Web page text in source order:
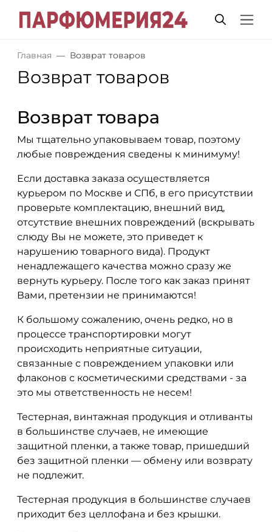
Главная Возврат товаров
Возврат товаров
Возврат товара
Мы тщательно упаковываем товар, поэтому
любые повреждения сведены к минимуму!
Если доставка заказа осуществляется
курьером по Москве и СПб, в его присутствии
проверьте комплектацию, внешний вид,
отсутствие внешних повреждений (вскрывать
слюду Вы не можете, это приведет к
нарушению товарного вида). Продукт
ненадлежащего качества можно сразу же
вернуть курьеру. После того как заказ принят
Вами, претензии не принимаются!
К большому сожалению, очень редко, но в
процессе транспортировки могут
происходить неприятные ситуации,
связанные с повреждением упаковки или
флаконов с косметическими средствами - за
это мы ответственность не несем!
Тестерная, винтажная продукция и отливанты
в большинстве случаев, не имеющие
защитной пленки, а также товар, пришедший
без защитной пленки — обмену или возврату
не подлежит.
Тестерная продукция в большинстве случаев
приходит без целлофана и без крышки.